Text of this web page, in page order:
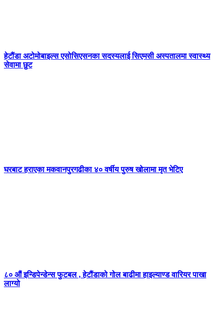
हेटौंडा अटोमोबाइल्स एसोसिएसनका सदस्यलाई सिएमसी अस्पतालमा स्वास्थ्य
सेवामा छुट
घरबाट हराएका मकवानपुरगढीका ४० वर्षीय पुरुष खोलामा मृत भेटिए
८० औं इन्डिपेन्डेन्स फुटबल , हेटौंडाको गोल बाढीमा हाइल्याण्ड वारियर पाखा
लाग्यो